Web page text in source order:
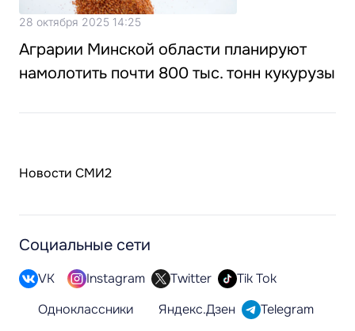
28 октября 2025 14:25
Аграрии Минской области планируют
намолотить почти 800 тыс. тонн кукурузы
Новости СМИ2
Социальные сети
VK Instagram Twitter
Tik Tok
Одноклассники
Яндекс.Дзен
Telegram